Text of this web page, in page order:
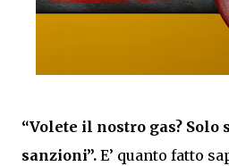
“Volete il nostro gas? Solo
sanzioni”. E’ quanto fatto